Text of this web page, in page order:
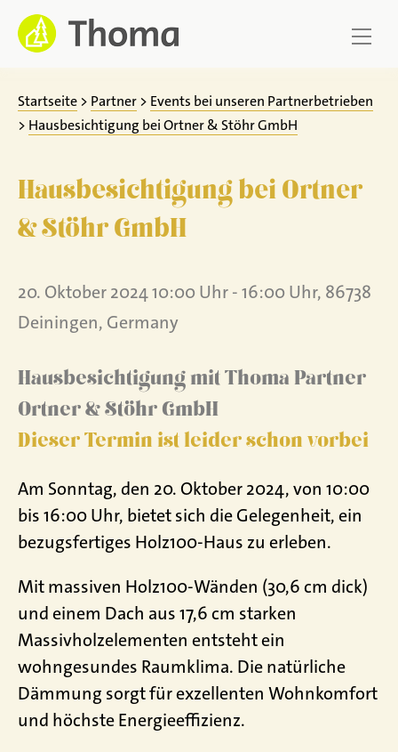
Zum
Inhalt
springen
Startseite > Partner > Events bei unseren Partnerbetrieben
> Hausbesichtigung bei Ortner & Stöhr GmbH
Hausbesichtigung bei Ortner
& Stöhr GmbH
20. Oktober 2024 10:00 Uhr - 16:00 Uhr, 86738
Deiningen, Germany
Hausbesichtigung mit Thoma Partner
Ortner & Stöhr GmbH
Dieser Termin ist leider schon vorbei
Am Sonntag, den 20. Oktober 2024, von 10:00
bis 16:00 Uhr, bietet sich die Gelegenheit, ein
bezugsfertiges Holz100-Haus zu erleben.
Mit massiven Holz100-Wänden (30,6 cm dick)
und einem Dach aus 17,6 cm starken
Massivholzelementen entsteht ein
wohngesundes Raumklima. Die natürliche
Dämmung sorgt für exzellenten Wohnkomfort
und höchste Energieeffizienz.